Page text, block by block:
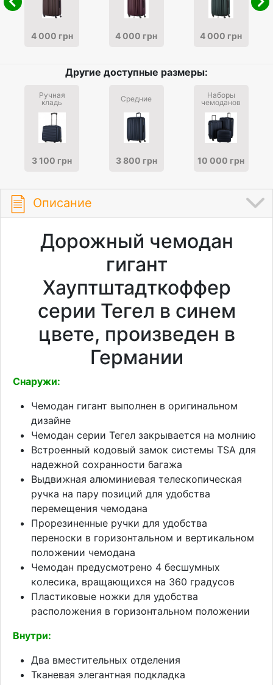
4 000 грн 4 000 грн 4 000 грн
Другие доступные размеры:
Ручная
кладь
3 100 грн
Средние
3 800 грн
Наборы
чемоданов
10 000 грн
Описание
Дорожный чемодан
гигант
Хауптштадткоффер
серии Тегел в синем
цвете, произведен в
Германии
Снаружи:
Чемодан гигант выполнен в оригинальном
дизайне
Чемодан серии Тегел закрывается на молнию
Встроенный кодовый замок системы TSA для
надежной сохранности багажа
Выдвижная алюминиевая телескопическая
ручка на пару позиций для удобства
перемещения чемодана
Прорезиненные ручки для удобства
переноски в горизонтальном и вертикальном
положении чемодана
Чемодан предусмотрено 4 бесшумных
колесика, вращающихся на 360 градусов
Пластиковые ножки для удобства
расположения в горизонтальном положении
Внутри:
Два вместительных отделения
Тканевая элегантная подкладка